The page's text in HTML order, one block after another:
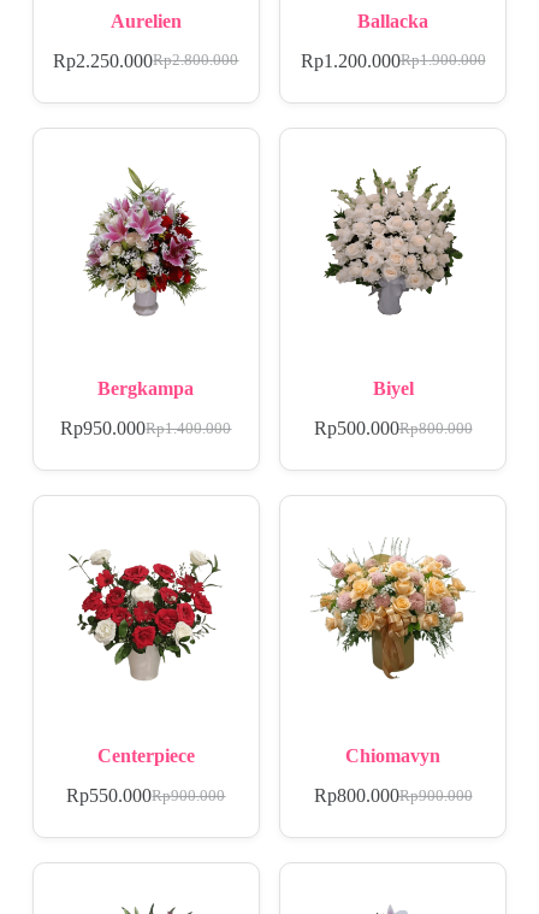
Aurelien
Rp2.800.000
Rp2.250.000
Ballacka
Rp1.900.000
Rp1.200.000
Bergkampa
Rp1.400.000
Rp950.000
Biyel
Rp800.000
Rp500.000
Centerpiece
Rp900.000
Rp550.000
Chiomavyn
Rp900.000
Rp800.000